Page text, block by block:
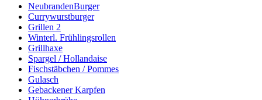
NeubrandenBurger
Currywurstburger
Grillen 2
Winterl. Frühlingsrollen
Grillhaxe
Spargel / Hollandaise
Fischstäbchen / Pommes
Gulasch
Gebackener Karpfen